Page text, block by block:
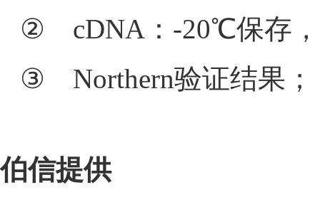
② cDNA：-20℃保存
③
Northern验证结果 ；
伯信提供